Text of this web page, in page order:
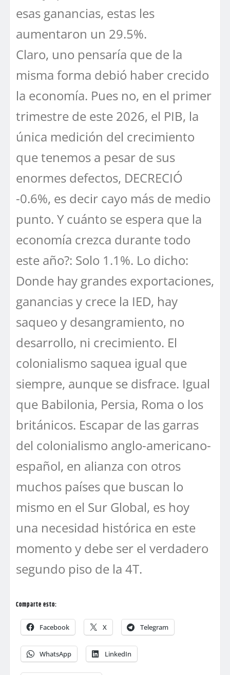
esas ganancias, estas les
aumentaron un 29.5%.
Claro, uno pensaría que de la
misma forma debió haber crecido
la economía. Pues no, en el primer
trimestre de este 2026, el PIB, la
única medición del crecimiento
que tenemos a pesar de sus
enormes defectos, DECRECIÓ
-0.6%, es decir cayo más de medio
punto. Y cuánto se espera que la
economía crezca durante todo
este año?: Solo 1.1%. Lo dicho:
Donde hay grandes exportaciones,
ganancias y crece la IED, hay
saqueo y desangramiento, no
desarrollo, ni crecimiento. El
colonialismo saquea igual que
siempre, aunque se disfrace. Igual
que Babilonia, Persia, Roma o los
británicos. Escapar de las garras
del colonialismo anglo-americano-
español, en alianza con otros
muchos países que buscan lo
mismo en el Sur Global, es hoy
una necesidad histórica en este
momento y debe ser el verdadero
segundo piso de la 4T.
Comparte esto:
Facebook X Telegram
WhatsApp LinkedIn